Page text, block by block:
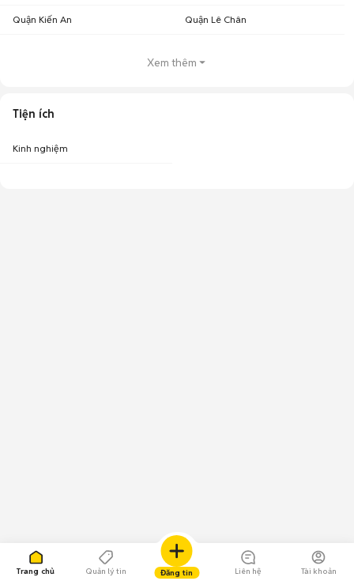
Trang chủ Quản lý tin Đăng tin Liên hệ Tài khoản
Quận Kiến An Quận Lê Chân
Xem thêm
Tiện ích
Kinh nghiệm